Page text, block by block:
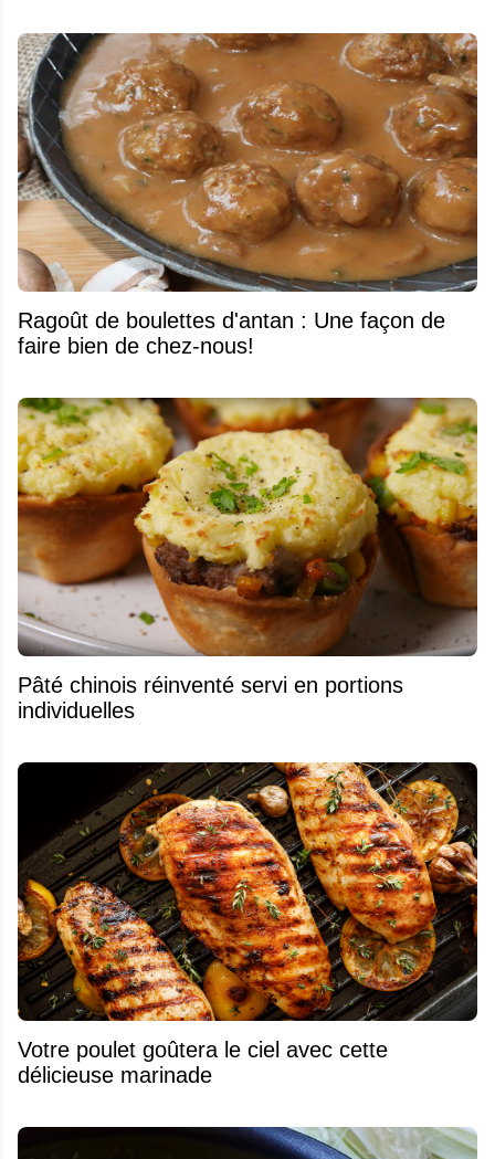
Ragoût de boulettes d'antan : Une façon de
faire bien de chez-nous!
Pâté chinois réinventé servi en portions
individuelles
Votre poulet goûtera le ciel avec cette
délicieuse marinade